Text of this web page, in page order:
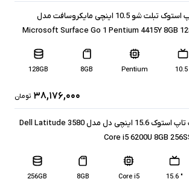
لپ تاپ استوک تبلت شو 10.5 اینچی مایکروسافت مدل
Microsoft Surface Go 1 Pentium 4415Y 8GB
"
Pentium
8GB
128GB
۳۸,۱۷۶,۰۰۰ تومان
لپ تاپ استوک 15.6 اینچی دل مدل Dell Latitude 3580
Core i5 6200U 8GB
" 15.6
Core i5
8GB
256GB